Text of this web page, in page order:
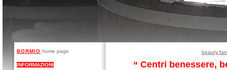
beauty
“ Centri benessere,
BORMIO home page
INFORMAZIONI